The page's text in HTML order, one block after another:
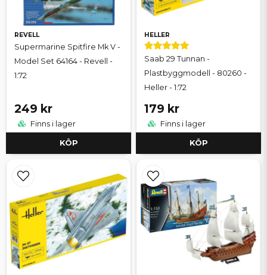
REVELL
Supermarine Spitfire Mk V -
Model Set 64164 - Revell -
1:72
249 kr
Finns i lager
KÖP
HELLER
Saab 29 Tunnan -
Plastbyggmodell - 80260 -
Heller - 1:72
179 kr
Finns i lager
KÖP